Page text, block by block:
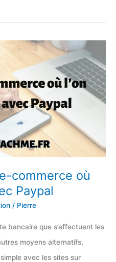
commerce où
Paypal
/ Pierre
bancaire que s’effectuent les
moyens alternatifs,
avec les sites sur